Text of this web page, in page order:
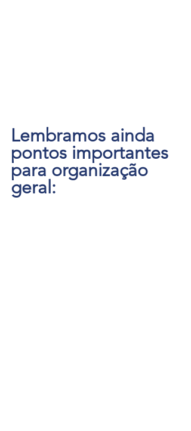
Lembramos ainda
pontos importantes
para organização
geral: